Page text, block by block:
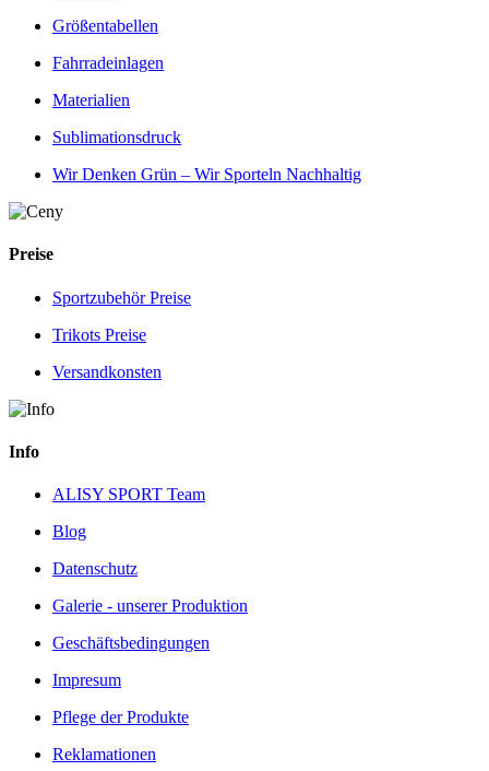
Größentabellen
Fahrradeinlagen
Materialien
Sublimationsdruck
Wir Denken Grün – Wir Sporteln Nachhaltig
Preise
Sportzubehör Preise
Trikots Preise
Versandkonsten
Info
ALISY SPORT Team
Blog
Datenschutz
Galerie - unserer Produktion
Geschäftsbedingungen
Impresum
Pflege der Produkte
Reklamationen